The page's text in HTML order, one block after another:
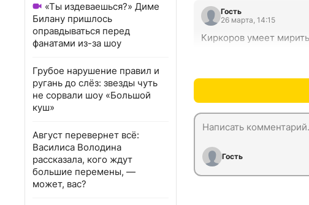
«Ты издеваешься?» Диме
Билану пришлось
оправдываться перед
фанатами из-за шоу
Грубое нарушение правил и
ругань до слёз: звезды чуть
не сорвали шоу «Большой
куш»
Август перевернет всё:
Василиса Володина
рассказала, кого ждут
большие перемены, —
может, вас?
Гость
26 марта, 14:15
Киркоров умеет
Гость